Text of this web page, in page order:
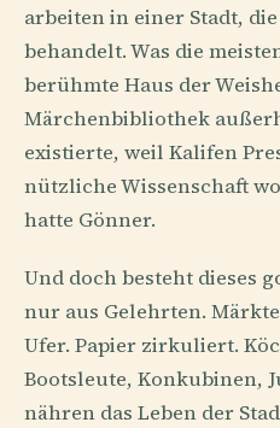
arbeiten in einer Stadt,
behandelt. Was die
berühmte Haus der
Märchenbibliothek
existierte, weil Kalifen
nützliche Wissenschaft
hatte Gönner.
Und doch besteht dieses
nur aus Gelehrten.
Ufer. Papier zirkuliert.
Bootsleute, Konkubinen,
nähren das Leben der